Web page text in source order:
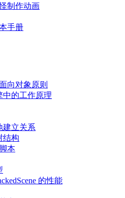
制作动画
手册
向对象原则
中的工作原理
建立关系
结构
本
的性能